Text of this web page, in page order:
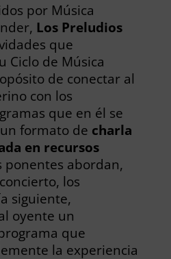
por Música
Los Preludios
que
Ciclo de Música
de conectar al
con los
que en él se
formato de charla
en recursos
ponentes abordan,
los
siguiente,
oyente un
que
la experiencia